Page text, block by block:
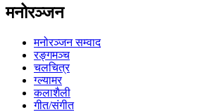
मनोरञ्जन
मनोरञ्जन सम्वाद
रङ्गमञ्च
चलचित्र
ग्ल्यामर
कलाशैली
गीत/संगीत